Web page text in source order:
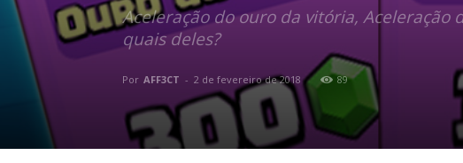
Aceleração do ouro da vitória, Aceleração
quais deles?
Por AFF3CT - 2 de fevereiro de 2018 89